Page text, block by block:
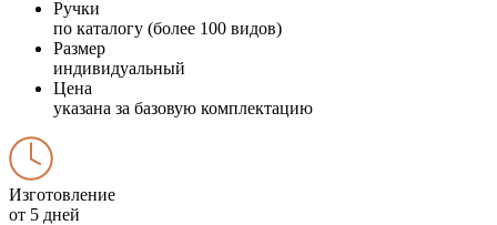
Ручки
по каталогу (более 100 видов)
Размер
индивидуальный
Цена
указана за базовую комплектацию
Изготовление
от 5 дней